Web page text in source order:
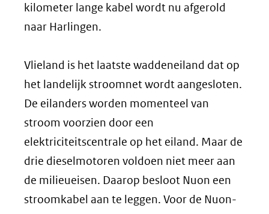
kilometer lange kabel wordt nu afgerold
naar Harlingen.
Vlieland is het laatste waddeneiland dat op
het landelijk stroomnet wordt aangesloten.
De eilanders worden momenteel van
stroom voorzien door een
elektriciteitscentrale op het eiland. Maar de
drie dieselmotoren voldoen niet meer aan
de milieueisen. Daarop besloot Nuon een
stroomkabel aan te leggen. Voor de Nuon-